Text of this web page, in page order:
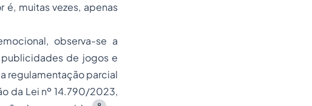
muitas vezes, apenas
observa-se a
de jogos e
regulamentação parcial
da Lei nº 14.790/2023,